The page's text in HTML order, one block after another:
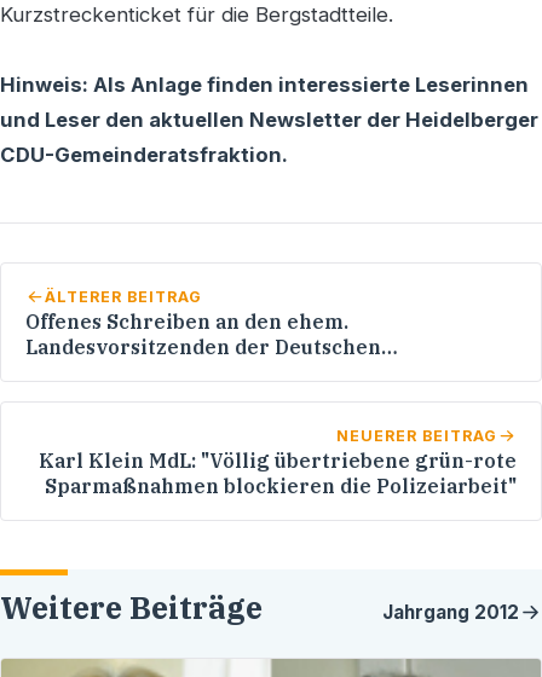
Kurzstreckenticket für die Bergstadtteile.
Hinweis: Als Anlage finden interessierte Leserinnen
und Leser den aktuellen Newsletter der Heidelberger
CDU-Gemeinderatsfraktion.
ÄLTERER BEITRAG
Offenes Schreiben an den ehem.
Landesvorsitzenden der Deutschen
NEUERER BEITRAG
Karl Klein MdL: "Völlig übertriebene grün-rote
Sparmaßnahmen blockieren die Polizeiarbeit"
Weitere Beiträge Jahrgang 2012